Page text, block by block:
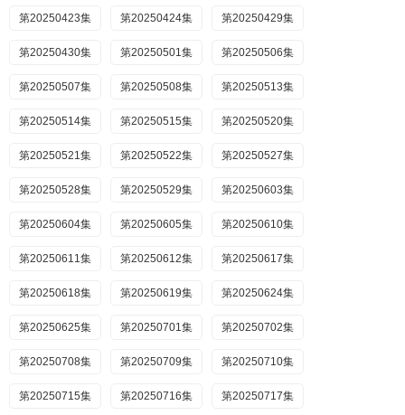
第20250423集 第20250424集 第20250429集
第20250430集 第20250501集 第20250506集
第20250507集 第20250508集 第20250513集
第20250514集 第20250515集 第20250520集
第20250521集 第20250522集 第20250527集
第20250528集 第20250529集 第20250603集
第20250604集 第20250605集 第20250610集
第20250611集 第20250612集 第20250617集
第20250618集 第20250619集 第20250624集
第20250625集 第20250701集 第20250702集
第20250708集 第20250709集 第20250710集
第20250715集 第20250716集 第20250717集